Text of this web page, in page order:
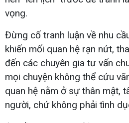
vọng.
Đừng cố tranh luận về nhu
khiến mối quan hệ rạn nứt,
đến các chuyên gia tư vấn
mọi chuyện không thể cứu
quan hệ nằm ở sự thân mật,
người, chứ không phải tình